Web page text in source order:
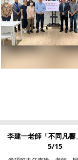
李建一老師「不同凡響
5/15